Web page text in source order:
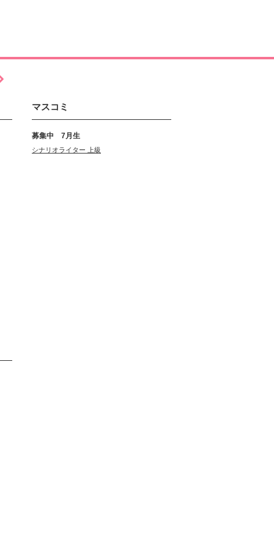
マスコミ
募集中 7月生
シナリオライター 上級